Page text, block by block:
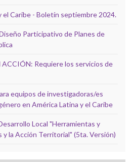
el Caribe - Boletín septiembre 2024.
Participativo de Planes de
Requiere los servicios de
equipos de investigadoras/es
en América Latina y el Caribe
Local "Herramientas y
y la Acción Territorial" (5ta. Versión)